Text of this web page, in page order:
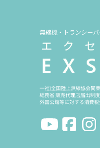
無線機・トランシー
一社)全国陸上無線協会関
総務省 販売代理店届出制
外国公館等に対する消費